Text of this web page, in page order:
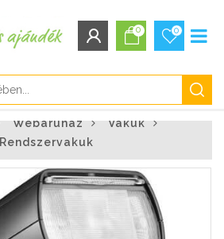
0 0
Webáruház
Vakuk
Rendszervakuk